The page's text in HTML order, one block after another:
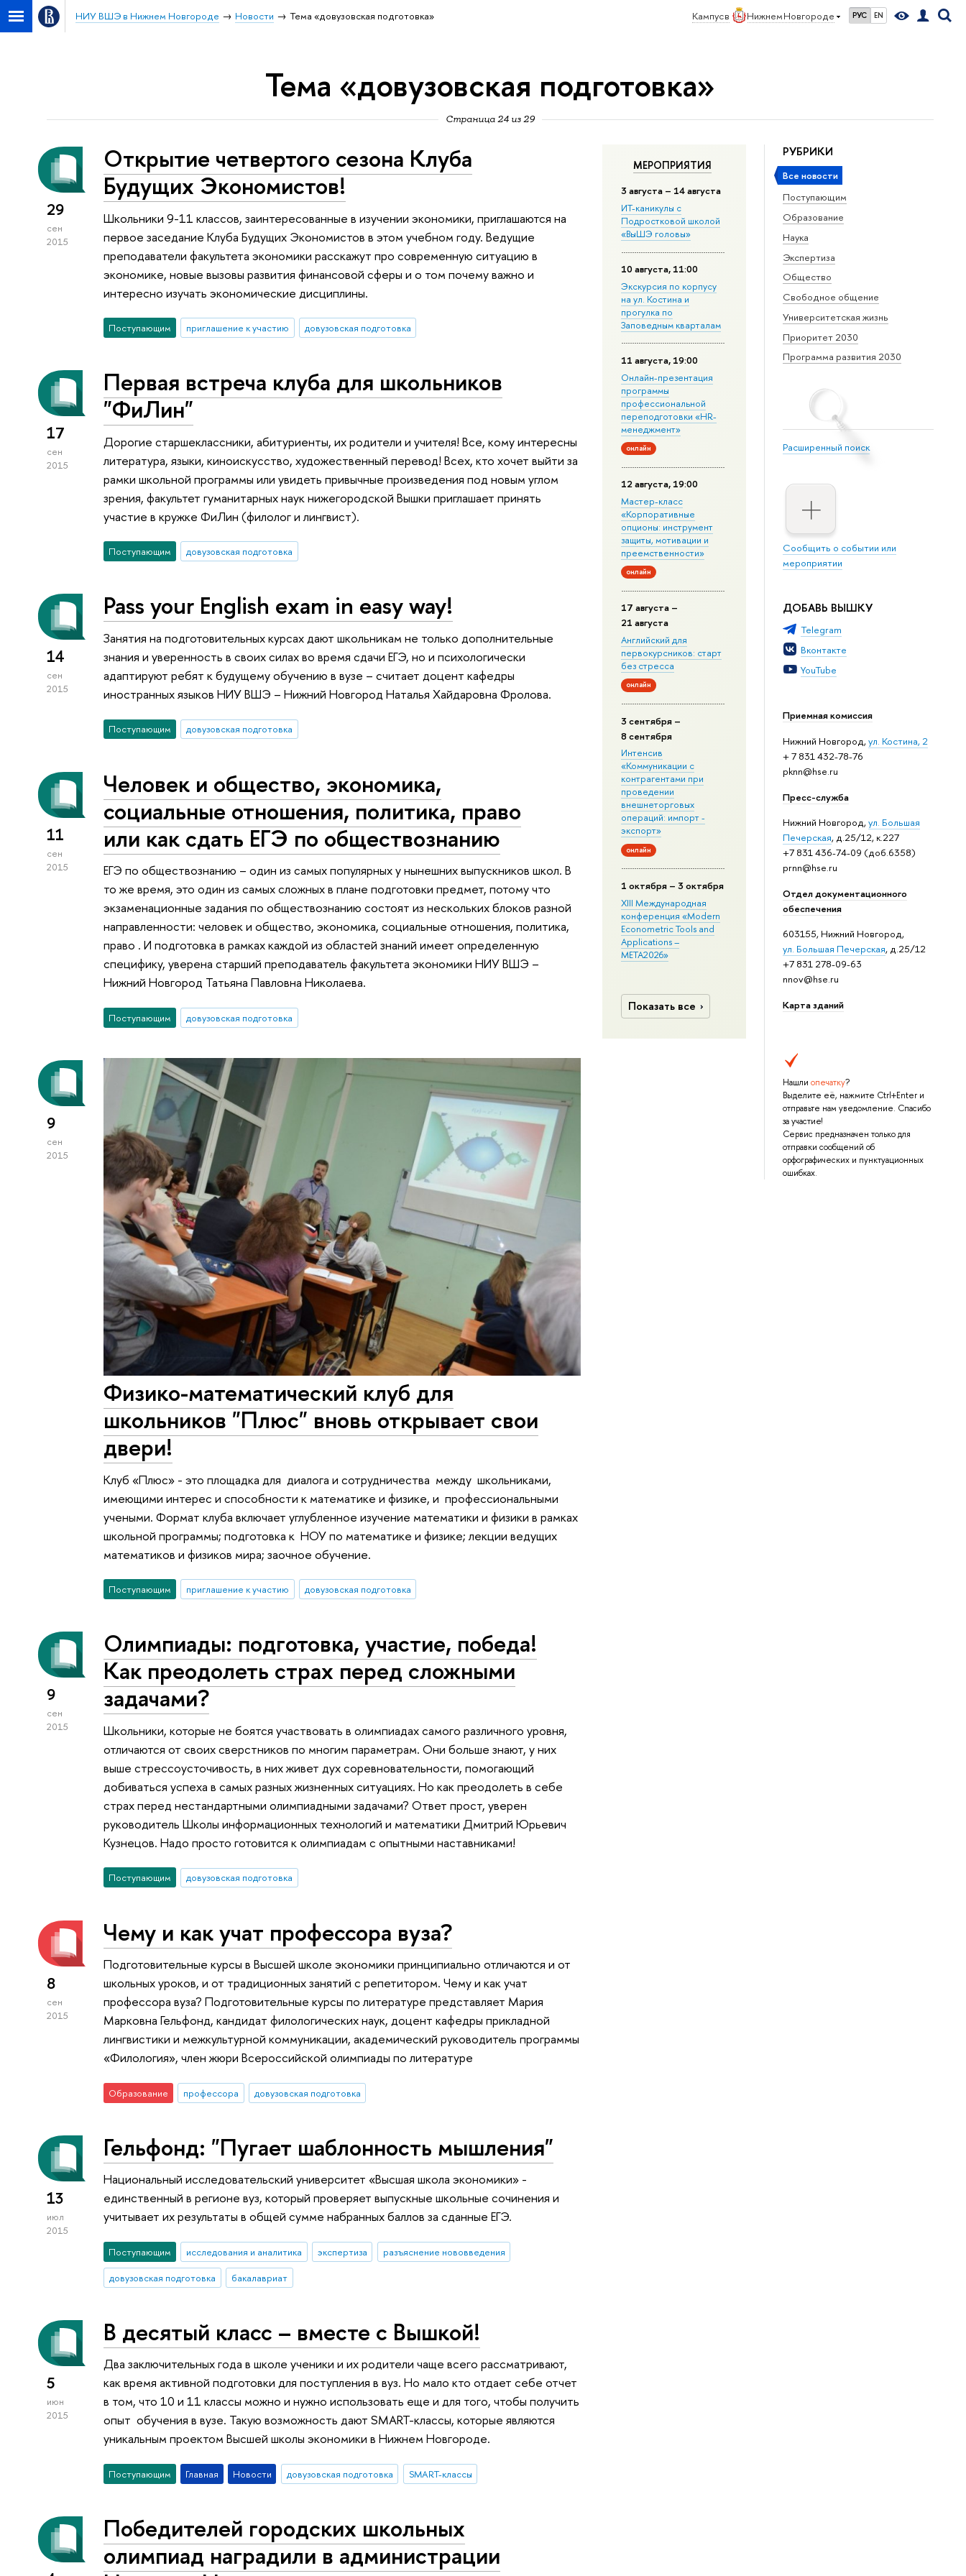
Кампус в Нижнем Новгороде РУС EN
НИУ ВШЭ в Нижнем Новгороде Новости Тема «довузовская подготовка»
Тема «довузовская подготовка»
Страница 24 из 29
РУБРИКИ
Все новости
Поступающим
Образование
Наука
Экспертиза
Общество
Свободное общение
Университетская жизнь
Приоритет 2030
Программа развития 2030
Расширенный поиск
Сообщить о событии или
мероприятии
ДОБАВЬ ВЫШКУ
Telegram
Вконтакте
YouTube
Приемная комиссия
Нижний Новгород,ул. Костина, 2
+ 7 831 432-78-76
pknn@hse.ru
Пресс-служба
Нижний Новгород,ул. Большая
Печерская, д.25/12, к.227
+7 831 436-74-09 (доб.6358)
prnn@hse.ru
Отдел документационного
обеспечения
603155, Нижний Новгород,
ул. Большая Печерская, д.25/12
+7 831 278-09-63
nnov@hse.ru
Карта зданий
Нашли опечатку?
Выделите её, нажмите Ctrl+Enter и
отправьте нам уведомление. Спасибо
за участие!
Сервис предназначен только для
отправки сообщений об
орфографических и пунктуационных
ошибках.
МЕРОПРИЯТИЯ
3 августа – 14 августа
ИТ-каникулы с
Подростковой школой
«ВыШЭ головы»
10 августа, 11:00
Экскурсия по корпусу
на ул. Костина и
прогулка по
Заповедным кварталам
11 августа, 19:00
Онлайн-презентация
программы
профессиональной
переподготовки «HR-
менеджмент»
онлайн
12 августа, 19:00
Мастер-класс
«Корпоративные
опционы: инструмент
защиты, мотивации и
преемственности»
онлайн
17 августа –
21 августа
Английский для
первокурсников: старт
без стресса
онлайн
3 сентября –
8 сентября
Интенсив
«Коммуникации с
контрагентами при
проведении
внешнеторговых
операций: импорт -
экспорт»
онлайн
1 октября – 3 октября
XIII Международная
конференция «Modern
Econometric Tools and
Applications –
META2026»
Показать все
29
сен
2015
Открытие четвертого сезона Клуба
Будущих Экономистов!
Школьники 9-11 классов, заинтересованные в изучении экономики, приглашаются на
первое заседание Клуба Будущих Экономистов в этом учебном году. Ведущие
преподаватели факультета экономики расскажут про современную ситуацию в
экономике, новые вызовы развития финансовой сферы и о том почему важно и
интересно изучать экономические дисциплины.
Поступающим приглашение к участию довузовская подготовка
17
сен
2015
Первая встреча клуба для школьников
"ФиЛин"
Дорогие старшеклассники, абитуриенты, их родители и учителя! Все, кому интересны
литература, языки, киноискусство, художественный перевод! Всех, кто хочет выйти за
рамки школьной программы или увидеть привычные произведения под новым углом
зрения, факультет гуманитарных наук нижегородской Вышки приглашает принять
участие в кружке ФиЛин (филолог и лингвист).
Поступающим довузовская подготовка
14
сен
2015
Pass your English exam in easy way!
Занятия на подготовительных курсах дают школьникам не только дополнительные
знания и уверенность в своих силах во время сдачи ЕГЭ, но и психологически
адаптируют ребят к будущему обучению в вузе – считает доцент кафедры
иностранных языков НИУ ВШЭ ­– Нижний Новгород Наталья Хайдаровна Фролова.
Поступающим довузовская подготовка
11
сен
2015
Человек и общество, экономика,
социальные отношения, политика, право
или как сдать ЕГЭ по обществознанию
ЕГЭ по обществознанию – один из самых популярных у нынешних выпускников школ. В
то же время, это один из самых сложных в плане подготовки предмет, потому что
экзаменационные задания по обществознанию состоят из нескольких блоков разной
направленности: человек и общество, экономика, социальные отношения, политика,
право . И подготовка в рамках каждой из областей знаний имеет определенную
специфику, уверена старший преподаватель факультета экономики НИУ ВШЭ –
Нижний Новгород Татьяна Павловна Николаева.
Поступающим довузовская подготовка
9
сен
2015
Физико-математический клуб для
школьников "Плюс" вновь открывает свои
двери!
Клуб «Плюс» - это площадка для диалога и сотрудничества между школьниками,
имеющими интерес и способности к математике и физике, и профессиональными
учеными. Формат клуба включает углубленное изучение математики и физики в рамках
школьной программы; подготовка к НОУ по математике и физике; лекции ведущих
математиков и физиков мира; заочное обучение.
Поступающим приглашение к участию довузовская подготовка
9
сен
2015
Олимпиады: подготовка, участие, победа!
Как преодолеть страх перед сложными
задачами?
Школьники, которые не боятся участвовать в олимпиадах самого различного уровня,
отличаются от своих сверстников по многим параметрам. Они больше знают, у них
выше стрессоусточивость, в них живет дух соревновательности, помогающий
добиваться успеха в самых разных жизненных ситуациях. Но как преодолеть в себе
страх перед нестандартными олимпиадными задачами? Ответ прост, уверен
руководитель Школы информационных технологий и математики Дмитрий Юрьевич
Кузнецов. Надо просто готовится к олимпиадам с опытными наставниками!
Поступающим довузовская подготовка
8
сен
2015
Чему и как учат профессора вуза?
Подготовительные курсы в Высшей школе экономики принципиально отличаются и от
школьных уроков, и от традиционных занятий с репетитором. Чему и как учат
профессора вуза? Подготовительные курсы по литературе представляет Мария
Марковна Гельфонд, кандидат филологических наук, доцент кафедры прикладной
лингвистики и межкультурной коммуникации, академический руководитель программы
«Филология», член жюри Всероссийской олимпиады по литературе
Образование профессора довузовская подготовка
13
июл
2015
Гельфонд: "Пугает шаблонность мышления"
Национальный исследовательский университет «Высшая школа экономики» -
единственный в регионе вуз, который проверяет выпускные школьные сочинения и
учитывает их результаты в общей сумме набранных баллов за сданные ЕГЭ.
Поступающим исследования и аналитика экспертиза
разъяснение нововведения
довузовская подготовка
бакалавриат
5
июн
2015
В десятый класс – вместе с Вышкой!
Два заключительных года в школе ученики и их родители чаще всего рассматривают,
как время активной подготовки для поступления в вуз. Но мало кто отдает себе отчет
в том, что 10 и 11 классы можно и нужно использовать еще и для того, чтобы получить
опыт обучения в вузе. Такую возможность дают SMART-классы, которые являются
уникальным проектом Высшей школы экономики в Нижнем Новгороде.
Поступающим Главная Новости довузовская подготовка SMART-классы
Победителей городских школьных
олимпиад наградили в администрации